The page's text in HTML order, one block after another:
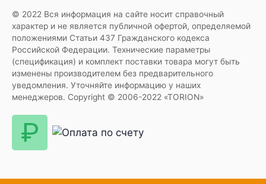
© 2022 Вся информация на сайте носит справочный
характер и не является публичной офертой, определяемой
положениями Статьи 437 Гражданского кодекса
Российской Федерации. Технические параметры
(спецификация) и комплект поставки товара могут быть
изменены производителем без предварительного
уведомления. Уточняйте информацию у наших
менеджеров. Copyright © 2006-2022 «TORION»